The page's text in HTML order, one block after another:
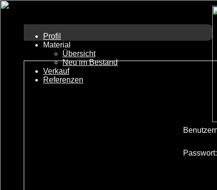
Passwort:
Profil
Material
Übersicht
Neu im Bestand
Verkauf
Referenzen